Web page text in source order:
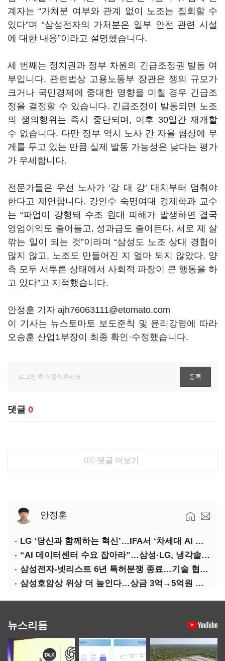
계자는 “가처분 여부와 관계 없이 노조는 집회할 수
있다”며 “삼성전자의 가처분은 일부 안전 관련 시설
에 대한 내용”이라고 설명했습니다.
세 번째는 정치권과 정부 차원의 긴급조정권 발동 여
부입니다. 관련법상 고용노동부 장관은 쟁의 규모가
크거나 국민경제에 중대한 영향을 미칠 경우 긴급조
정을 결정할 수 있습니다. 긴급조정이 발동되면 노조
의 쟁의행위는 즉시 중단되며, 이후 30일간 재개할
수 없습니다. 다만 정부 역시 노사 간 자율 협상에 무
게를 두고 있는 만큼 실제 발동 가능성은 낮다는 평가
가 우세합니다.
전문가들은 우선 노사가 ‘강 대 강’ 대치부터 멈춰야
한다고 제언합니다. 강인수 숙명여대 경제학과 교수
는 “파업이 강행돼 수조 원대 피해가 발생하면 결국
영업이익도 줄어들고, 성과급도 줄어든다. 서로 제 살
깎는 일이 되는 것”이라며 “삼성도 노조 상대 경험이
많지 않고, 노조도 만들어진 지 얼마 되지 않았다. 양
측 모두 서투른 상태에서 사회적 파장이 큰 행동을 하
고 있다”고 지적했습니다.
안정훈 기자 ajh76063111@etomato.com
이 기사는 뉴스토마토 보도준칙 및 윤리강령에 따라
오승훈 산업1부장이 최종 확인·수정했습니다.
댓글 0
0/0 댓글 더보기
안정훈
LG ‘당신과 함께하는 혁신’…IFA서 ‘차세대 AI 홈’ 비전 공개
“AI 데이터센터 수요 잡아라”…삼성·LG, 냉각솔루션 속도전
삼성전자-넷리스트 6년 특허분쟁 종료…기술 협력 확대 합의
삼성호암상 위상 더 높인다…상금 3억→5억원 증액
뉴스리듬